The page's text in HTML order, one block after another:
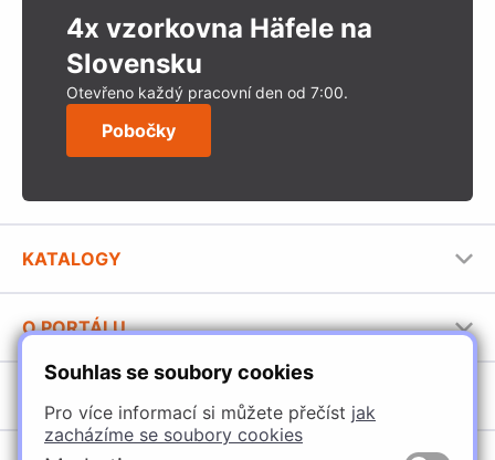
Souhlas se soubory cookies
Pro více informací si můžete přečíst jak
zacházíme se soubory cookies
4x vzorkovna Häfele na
Slovensku
Otevřeno každý pracovní den od 7:00.
Pobočky
KATALOGY
Stavební katalog Häfele
Brožury Häfele
O PORTÁLU
Provozovatel portálu
Jak používat portál
Úchytky